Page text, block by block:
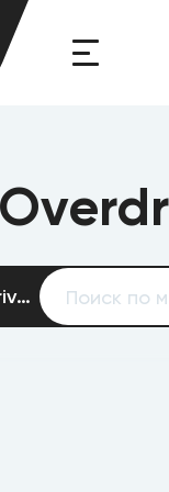
пакет F (Overdrive)